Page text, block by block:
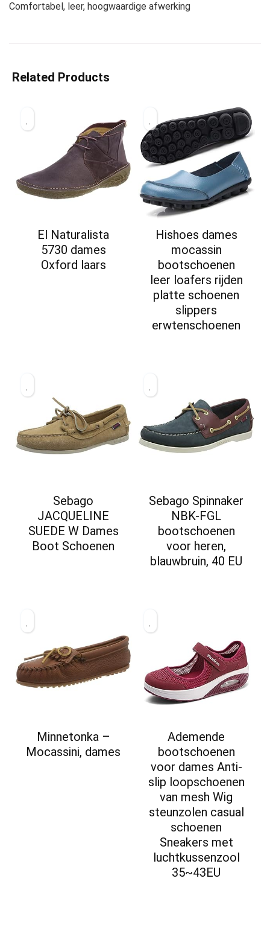
Comfortabel, leer, hoogwaardige afwerking
Related Products
El Naturalista
5730 dames
Oxford laars
Hishoes dames
mocassin
bootschoenen
leer loafers rijden
platte schoenen
slippers
erwtenschoenen
Sebago
JACQUELINE
SUEDE W Dames
Boot Schoenen
Sebago Spinnaker
NBK-FGL
bootschoenen
voor heren,
blauwbruin, 40 EU
Minnetonka –
Mocassini, dames
Ademende
bootschoenen
voor dames Anti-
slip loopschoenen
van mesh Wig
steunzolen casual
schoenen
Sneakers met
luchtkussenzool
35~43EU